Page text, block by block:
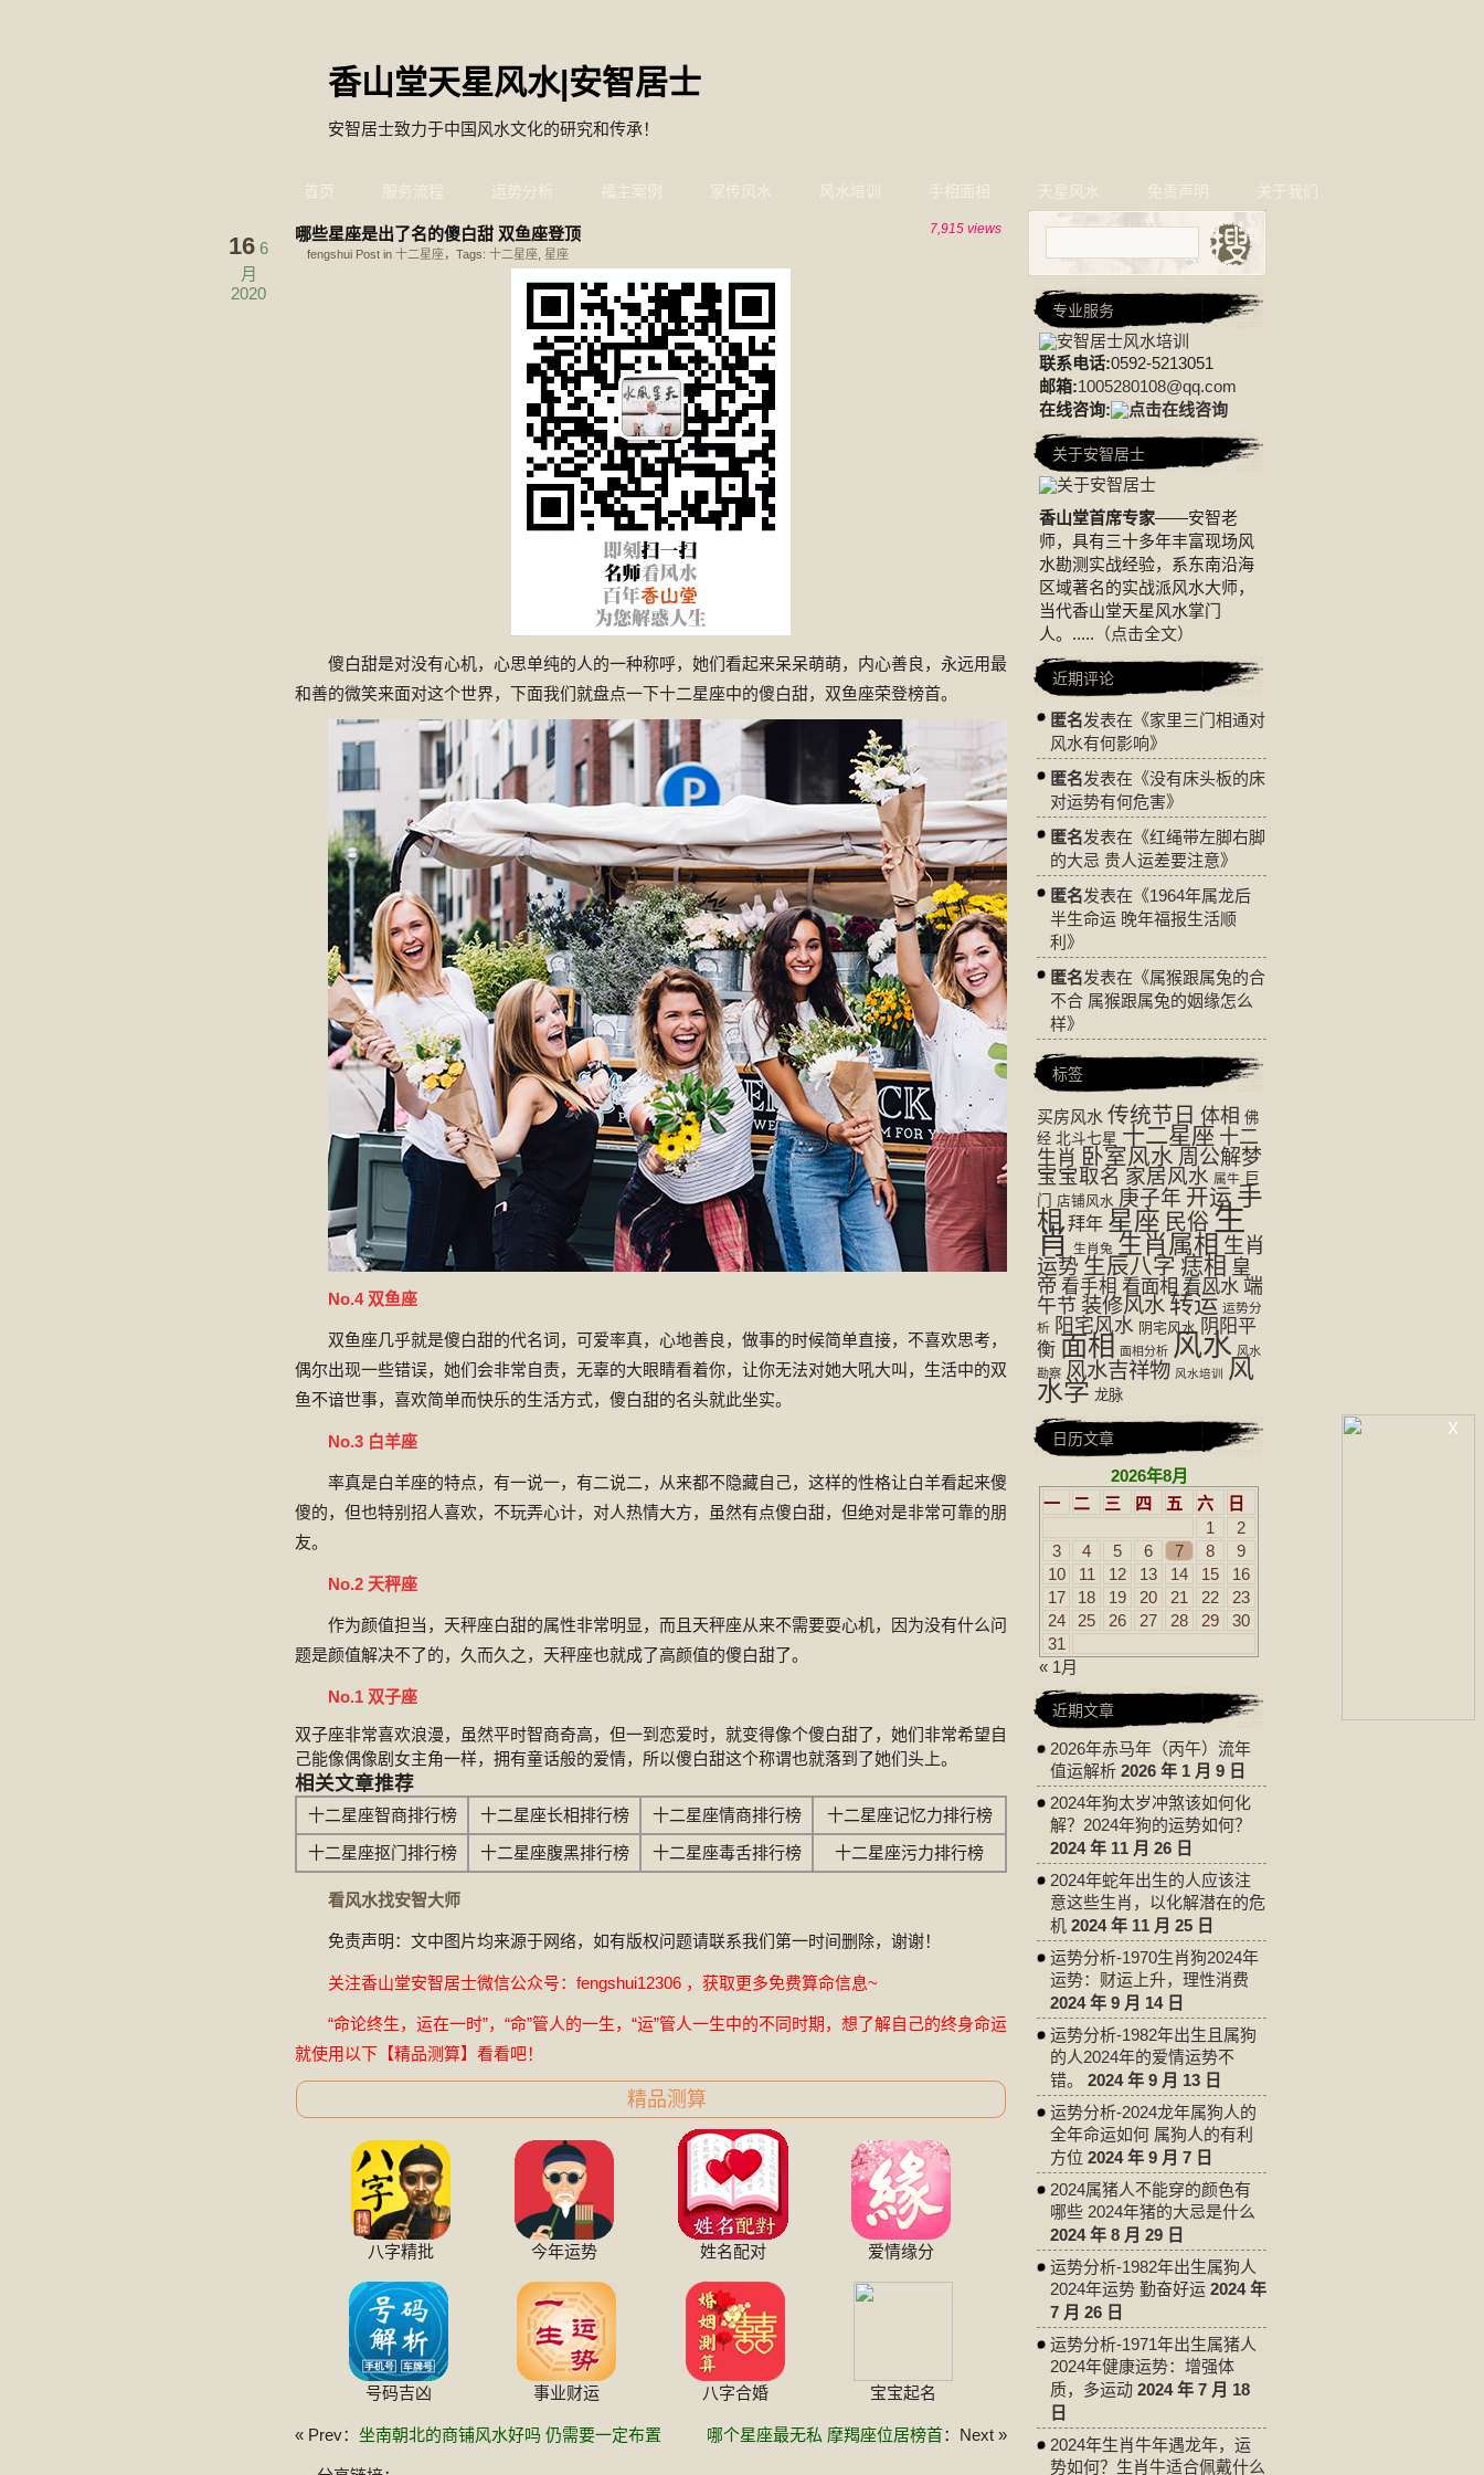
香山堂天星风水|安智居士
安智居士致力于中国风水文化的研究和传承！
首页 服务流程 运势分析 福主案例 家传风水 风水培训 手相面相 天星风水 免责声明 关于我们
哪些星座是出了名的傻白甜 双鱼座登顶
fengshui Post in 十二星座，Tags: 十二星座 星座
16 6
月
2020
7,915 views
傻白甜是对没有心机，心思单纯的人的一种称呼，她们看起来呆呆萌萌，内心善良，永远用最
和善的微笑来面对这个世界，下面我们就盘点一下十二星座中的傻白甜，双鱼座荣登榜首。
No.4 双鱼座
双鱼座几乎就是傻白甜的代名词，可爱率真，心地善良，做事的时候简单直接，不喜欢思考，
偶尔出现一些错误，她们会非常自责，无辜的大眼睛看着你，让你无法对她大吼大叫，生活中的双
鱼不谙世事，喜欢简单而快乐的生活方式，傻白甜的名头就此坐实。
No.3 白羊座
率真是白羊座的特点，有一说一，有二说二，从来都不隐藏自己，这样的性格让白羊看起来傻
傻的，但也特别招人喜欢，不玩弄心计，对人热情大方，虽然有点傻白甜，但绝对是非常可靠的朋
友。
No.2 天秤座
作为颜值担当，天秤座白甜的属性非常明显，而且天秤座从来不需要耍心机，因为没有什么问
题是颜值解决不了的，久而久之，天秤座也就成了高颜值的傻白甜了。
No.1 双子座
双子座非常喜欢浪漫，虽然平时智商奇高，但一到恋爱时，就变得像个傻白甜了，她们非常希望自
己能像偶像剧女主角一样，拥有童话般的爱情，所以傻白甜这个称谓也就落到了她们头上。
相关文章推荐
十二星座智商排行榜 十二星座长相排行榜 十二星座情商排行榜
十二星座记忆力排行榜
十二星座抠门排行榜
十二星座腹黑排行榜 十二星座毒舌排行榜 十二星座污力排行榜
看风水找安智大师
免责声明：文中图片均来源于网络，如有版权问题请联系我们第一时间删除，谢谢！
关注香山堂安智居士微信公众号：fengshui12306 ，获取更多免费算命信息~
“命论终生，运在一时”，“命”管人的一生，“运”管人一生中的不同时期，想了解自己的终身命运
就使用以下【精品测算】看看吧！
精品测算
八字精批 今年运势 姓名配对 爱情缘分
号码吉凶 事业财运 八字合婚 宝宝起名
« Prev： 坐南朝北的商铺风水好吗 仍需要一定布置 哪个星座最无私 摩羯座位居榜首：Next »
专业服务
联系电话:0592-5213051
邮箱:1005280108@qq.com
在线咨询:
关于安智居士
香山堂首席专家——安智老
师，具有三十多年丰富现场风
水勘测实战经验，系东南沿海
区域著名的实战派风水大师，
当代香山堂天星风水掌门
人。..... （点击全文）
近期评论
匿名发表在《家里三门相通对
风水有何影响》
匿名发表在《没有床头板的床
对运势有何危害》
匿名发表在《红绳带左脚右脚
的大忌 贵人运差要注意》
匿名发表在《1964年属龙后
半生命运 晚年福报生活顺
利 》
匿名发表在《属猴跟属兔的合
不合 属猴跟属兔的姻缘怎么
样》
标签
买房风水 传统节日 体相 佛
经 北斗七星 十二星座 十二
生肖 卧室风水 周公解梦
宝宝取名 家居风水 属牛 巨
门
店铺风水 庚子年 开运 手
相 拜年 星座 民俗生
肖 生肖兔 生肖属相 生肖
运势 生辰八字 痣相 皇
帝 看手相 看面相 看风水 端
午节 装修风水转运 运势分
析 阳宅风水 阴宅风水 阴阳平
衡 面相 面相分析 风水 风水
勘察 风水吉祥物 风水培训 风
水学 龙脉
日历文章
2026年8月
一
二 三 四 五 六
日
1
2
3
4 5 6 7 8
9
10
11 12 13 14 15
16
17
18 19 20 21 22
23
24
25 26 27 28 29
30
31
« 1月
近期文章
2026年赤马年（丙午）流年
值运解析 2026 年 1 月 9 日
2024年狗太岁冲煞该如何化
解？2024年狗的运势如何？
2024 年 11 月 26 日
2024年蛇年出生的人应该注
意这些生肖，以化解潜在的危
机 2024 年 11 月 25 日
运势分析-1970生肖狗2024年
运势：财运上升，理性消费
2024 年 9 月 14 日
运势分析-1982年出生且属狗
的人2024年的爱情运势不
错。
2024 年 9 月 13 日
运势分析-2024龙年属狗人的
全年命运如何 属狗人的有利
方位 2024 年 9 月 7 日
2024属猪人不能穿的颜色有
哪些 2024年猪的大忌是什么
2024 年 8 月 29 日
运势分析-1982年出生属狗人
2024年运势 勤奋好运 2024 年
7 月 26 日
运势分析-1971年出生属猪人
2024年健康运势：增强体
质，多运动 2024 年 7 月 18
日
2024年生肖牛年遇龙年，运
势如何？生肖牛适合佩戴什么
x